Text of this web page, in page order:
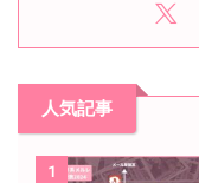
人気記事
1